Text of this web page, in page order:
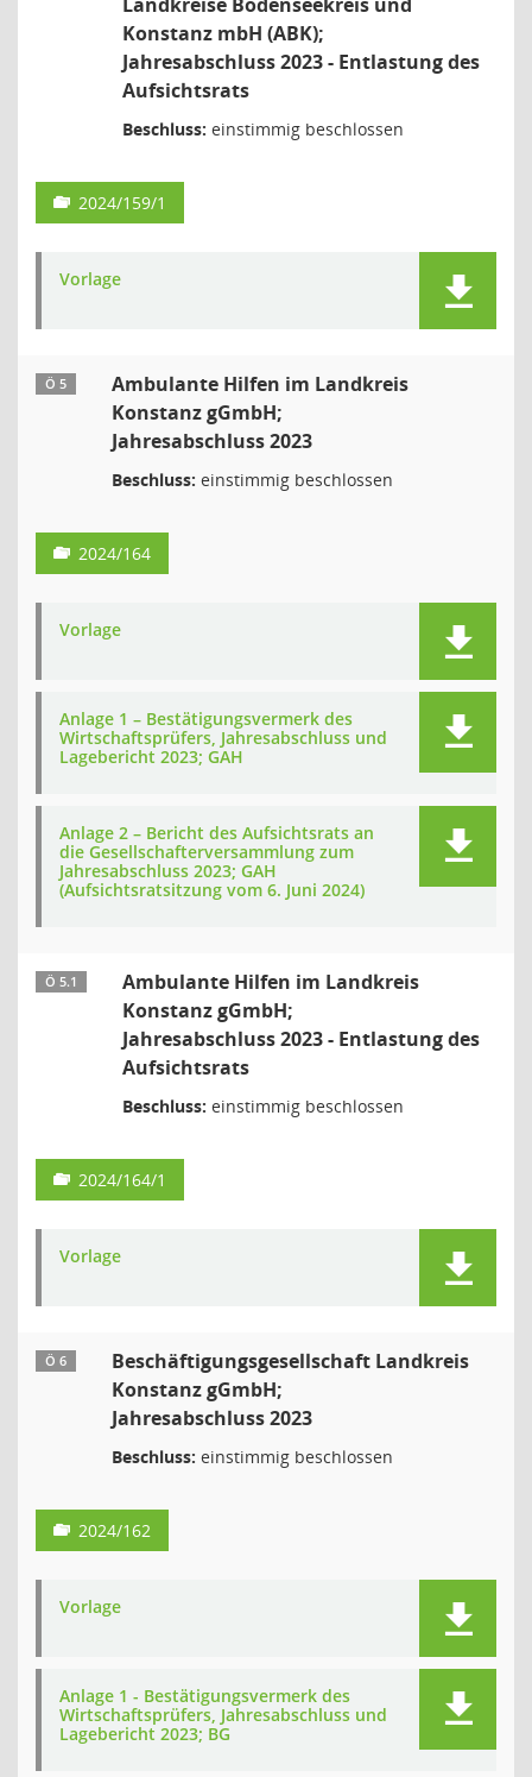
Konstanz mbH (ABK);
Jahresabschluss 2023 - Entlastung des
Aufsichtsrats
Beschluss: einstimmig beschlossen
2024/159/1
Vorlage
Ö 5
Ambulante Hilfen im Landkreis
Konstanz gGmbH;
Jahresabschluss 2023
Beschluss: einstimmig beschlossen
2024/164
Vorlage
Anlage 1 – Bestätigungsvermerk des
Wirtschaftsprüfers, Jahresabschluss und
Lagebericht 2023; GAH
Anlage 2 – Bericht des Aufsichtsrats an
die Gesellschafterversammlung zum
Jahresabschluss 2023; GAH
(Aufsichtsratsitzung vom 6. Juni 2024)
Ö 5.1
Ambulante Hilfen im Landkreis
Konstanz gGmbH;
Jahresabschluss 2023 - Entlastung des
Aufsichtsrats
Beschluss: einstimmig beschlossen
2024/164/1
Vorlage
Ö 6
Beschäftigungsgesellschaft Landkreis
Konstanz gGmbH;
Jahresabschluss 2023
Beschluss: einstimmig beschlossen
2024/162
Vorlage
Anlage 1 - Bestätigungsvermerk des
Wirtschaftsprüfers, Jahresabschluss und
Lagebericht 2023; BG